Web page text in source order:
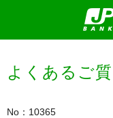
よくあるご
No 10365